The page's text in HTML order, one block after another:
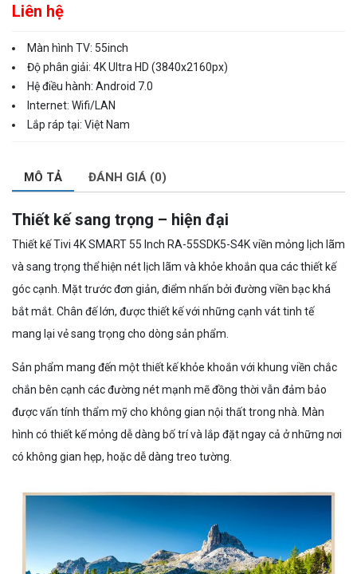
Liên hệ
Màn hình TV: 55inch
Độ phân giải: 4K Ultra HD (3840x2160px)
Hệ điều hành: Android 7.0
Internet: Wifi/LAN
Lắp ráp tại: Việt Nam
MÔ TẢ ĐÁNH GIÁ (0)
Thiết kế sang trọng – hiện đại
Thiết kế Tivi 4K SMART 55 Inch RA-55SDK5-S4K viền mỏng lịch lãm
và sang trọng thể hiện nét lịch lãm và khỏe khoắn qua các thiết kế
góc cạnh. Mặt trước đơn giản, điểm nhấn bởi đường viền bạc khá
bắt mắt. Chân đế lớn, được thiết kế với những cạnh vát tinh tế
mang lại vẻ sang trọng cho dòng sản phẩm.
Sản phẩm mang đến một thiết kế khỏe khoắn với khung viền chắc
chắn bên cạnh các đường nét mạnh mẽ đồng thời vẫn đảm bảo
được vấn tính thẩm mỹ cho không gian nội thất trong nhà. Màn
hình có thiết kế mỏng dễ dàng bố trí và lắp đặt ngay cả ở những nơi
có không gian hẹp, hoặc dễ dàng treo tường.